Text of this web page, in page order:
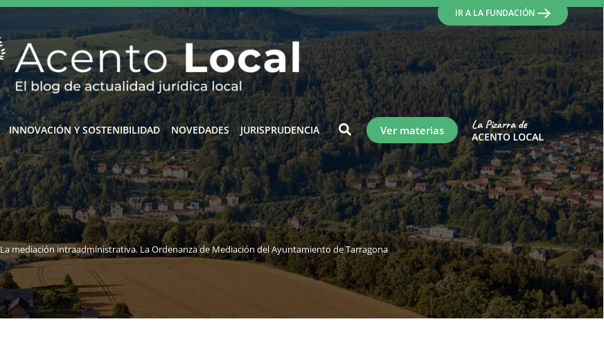
IR A LA FUNDACIÓN
INNOVACIÓN Y SOSTENIBILIDAD NOVEDADES JURISPRUDENCIA Ver materias
La mediación intraadministrativa. La Ordenanza de Mediación del Ayuntamiento de Tarragona